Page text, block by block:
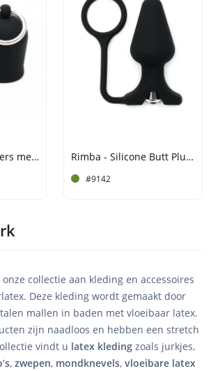
Rimba - Tepelzuigers met Ring Rimba - Silicone Butt Plug met Cockring
#9142
onze collectie aan kleding en accessoires
Deze kleding wordt gemaakt door
mallen in baden met vloeibaar latex.
zijn naadloos en hebben een stretch
vindt u latex kleding zoals jurkjes,
, zwepen, mondknevels, vloeibare latex